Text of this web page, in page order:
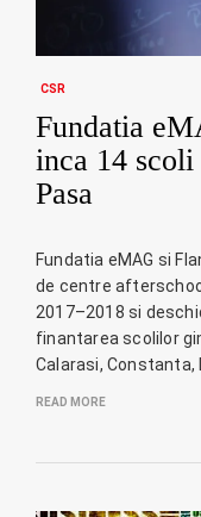
CSR
Fundatia
inca 14
Pasa
Fundatia eMAG si
de centre
2017–2018 si
finantarea scolilor
Calarasi, Constanta,
READ MORE